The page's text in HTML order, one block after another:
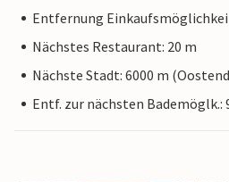
Entfernung
Nächstes Restaurant: 20 m
Nächste Stadt: 6000 m
Entf. zur nächsten Bademöglk.: